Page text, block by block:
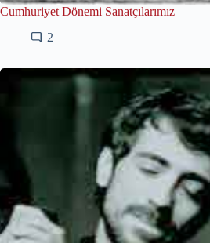
Cumhuriyet Dönemi Sanatçılarımız
2